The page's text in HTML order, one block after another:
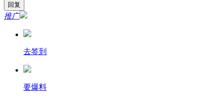
推广
去签到
要爆料